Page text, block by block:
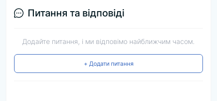
Питання та відповіді
Додайте питання, і ми відповімо найближчим часом.
+ Додати питання